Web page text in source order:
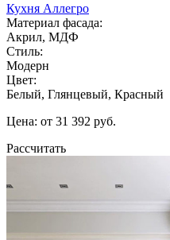
Кухня Аллегро
Материал фасада:
Акрил, МДФ
Стиль:
Модерн
Цвет:
Белый, Глянцевый, Красный
Цена: от 31 392 руб.
Рассчитать